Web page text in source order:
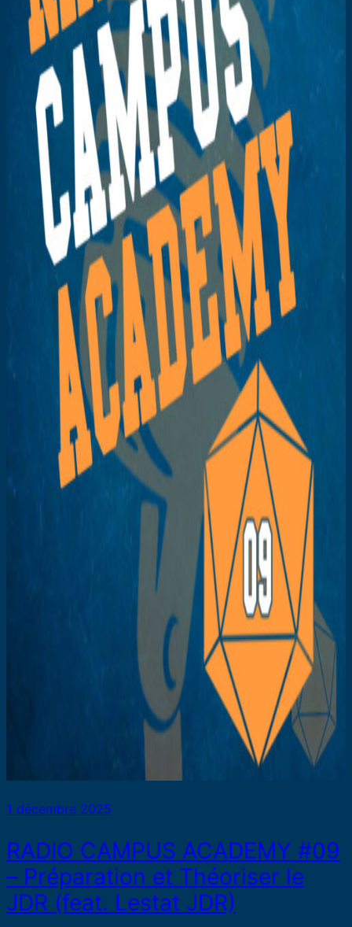
1 décembre 2025
RADIO CAMPUS ACADEMY #09
– Préparation et Théoriser le
JDR (feat. Lestat JDR)